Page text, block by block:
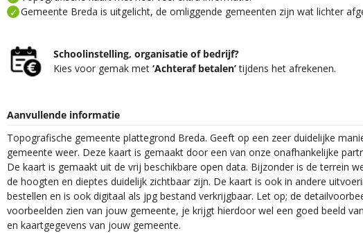
Gemeente Breda is uitgelicht, de omliggende gemeenten zijn wat lichter
Schoolinstelling, organisatie of bedrijf?
Kies voor gemak met‘Achteraf betalen’tijdens het afrekenen.
Aanvullende informatie
Topografische gemeente plattegrond Breda. Geeft op een zeer duidelijke
gemeente weer. Deze kaart is gemaakt door een van onze onafhankelijke
De kaart is gemaakt uit de vrij beschikbare open data. Bijzonder is de terrein
de hoogten en dieptes duidelijk zichtbaar zijn. De kaart is ook in andere
bestellen en is ook digitaal als jpg bestand verkrijgbaar. Let op; de
voorbeelden zien van jouw gemeente, je krijgt hierdoor wel een goed beeld
en kaartgegevens van jouw gemeente.